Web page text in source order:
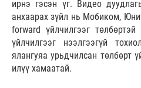
ирнэ гэсэн үг. Видео
анхаарах зүйл нь Мобиком,
forward үйлчилгээг
үйлчилгээг нээлгээгүй
ялангуяа урьдчилсан төлбөрт
илүү хамаатай.